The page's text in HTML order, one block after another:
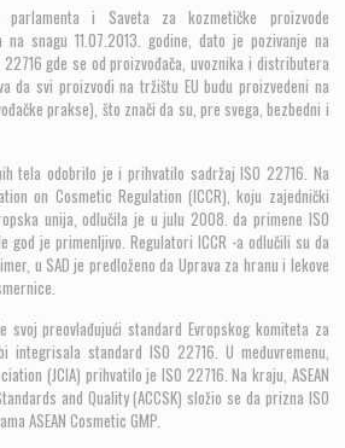
gde se od proizvođača, uvoznika i distributera
da svi proizvodi na tržištu EU budu proizvedeni na
prakse), što znači da su, pre svega, bezbedni i
tela odobrilo je i prihvatilo sadržaj ISO 22716. Na
on Cosmetic Regulation (ICCR), koju zajednički
unija, odlučila je u julu 2008. da primene ISO
god je primenljivo. Regulatori ICCR -a odlučili su da
u SAD je predloženo da Uprava za hranu i lekove
svoj preovlađujući standard Evropskog komiteta za
integrisala standard ISO 22716. U međuvremenu,
(JCIA) prihvatilo je ISO 22716. Na kraju, ASEAN
and Quality (ACCSK) složio se da prizna ISO
ASEAN Cosmetic GMP.
propise kojih se moraju pridržavati za sve
na tržište.
i Saveta za kozmetičke proizvode
snagu 11.07.2013. godine, dato je pozivanje na
gde se od proizvođača, uvoznika i distributera
da svi proizvodi na tržištu EU budu proizvedeni na
prakse), što znači da su, pre svega, bezbedni i
tela odobrilo je i prihvatilo sadržaj ISO 22716. Na
on Cosmetic Regulation (ICCR), koju zajednički
unija, odlučila je u julu 2008. da primene ISO
god je primenljivo. Regulatori ICCR -a odlučili su da
u SAD je predloženo da Uprava za hranu i lekove
svoj preovlađujući standard Evropskog komiteta za
integrisala standard ISO 22716. U međuvremenu,
(JCIA) prihvatilo je ISO 22716. Na kraju, ASEAN
and Quality (ACCSK) složio se da prizna ISO
ASEAN Cosmetic GMP.